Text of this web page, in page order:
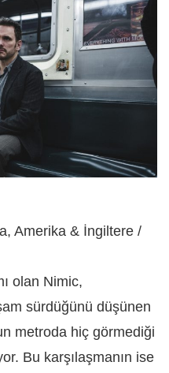
Amerika & İngiltere /
olan Nimic,
sürdüğünü düşünen
metroda hiç görmediği
Bu karşılaşmanın ise